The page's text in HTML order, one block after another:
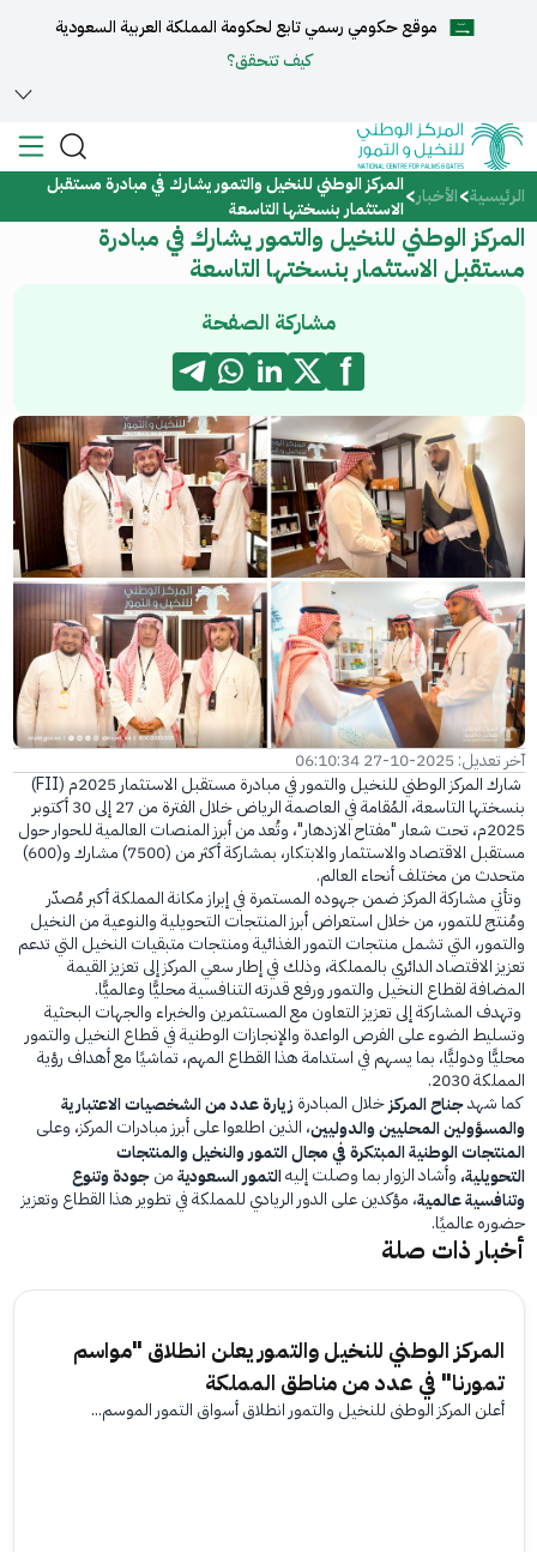
كيف تتحقق؟
English
الرئيسية
عن المركز
المركز الإعلامي
مركز الدعم والمساعدة
الفرع الإلكتروني
الرئيسية الأخبار المركز الوطني للنخيل والتمور يشارك في مبادرة مستقبل
الاستثمار بنسختها التاسعة
المركز الوطني للنخيل والتمور يشارك في مبادرة
مستقبل الاستثمار بنسختها التاسعة
مشاركة الصفحة
آخر تعديل: 2025-10-27 06:10:34
شارك المركز الوطني للنخيل والتمور في مبادرة مستقبل الاستثمار 2025م (FII)
بنسختها التاسعة، المُقامة في العاصمة الرياض خلال الفترة من 27 إلى 30 أكتوبر
2025م، تحت شعار "مفتاح الازدهار"، وتُعد من أبرز المنصات العالمية للحوار حول
مستقبل الاقتصاد والاستثمار والابتكار، بمشاركة أكثر من (7500) مشارك و(600)
متحدث من مختلف أنحاء العالم.
وتأتي مشاركة المركز ضمن جهوده المستمرة في إبراز مكانة المملكة أكبر مُصدّر
ومُنتج للتمور، من خلال استعراض أبرز المنتجات التحويلية والنوعية من النخيل
والتمور، التي تشمل منتجات التمور الغذائية ومنتجات متبقيات النخيل التي تدعم
تعزيز الاقتصاد الدائري بالمملكة، وذلك في إطار سعي المركز إلى تعزيز القيمة
المضافة لقطاع النخيل والتمور ورفع قدرته التنافسية محليًّا وعالميًّا.
وتهدف المشاركة إلى تعزيز التعاون مع المستثمرين والخبراء والجهات البحثية
وتسليط الضوء على الفرص الواعدة والإنجازات الوطنية في قطاع النخيل والتمور
محليًّا ودوليًّا، بما يسهم في استدامة هذا القطاع المهم، تماشيًا مع أهداف رؤية
المملكة 2030.
كما شهدجناح المركزخلال المبادرة زيارة عدد من الشخصيات الاعتبارية
والمسؤولين المحليين والدوليين، الذين اطلعوا على أبرز مبادرات المركز، وعلى
المنتجات الوطنية المبتكرة في مجال التمور والنخيل والمنتجات
التحويلية، وأشاد الزوار بما وصلت إليهالتمور السعوديةمنجودة وتنوع
وتنافسية عالمية، مؤكدين على الدور الريادي للمملكة في تطوير هذا القطاع وتعزيز
حضوره عالميًا.
أخبار ذات صلة
المركز الوطني للنخيل والتمور يعلن انطلاق "مواسم
تمورنا" في عدد من مناطق المملكة
أعلن المركز الوطني للنخيل والتمور انطلاق أسواق التمور الموسم...